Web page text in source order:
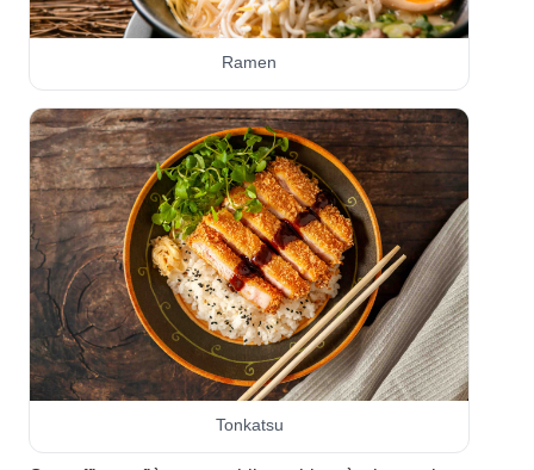
Ramen
Tonkatsu